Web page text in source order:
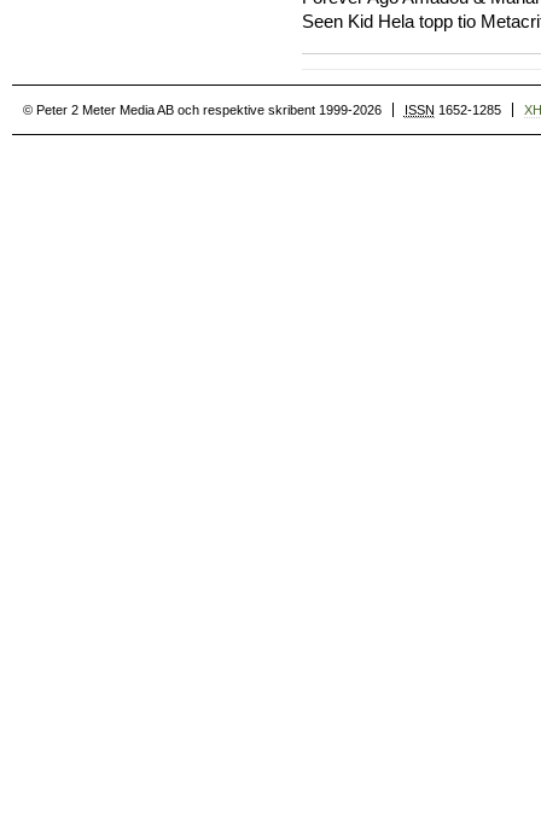
Seen Kid Hela topp tio
© Peter 2 Meter Media AB och respektive skribent 1999-2026 ISSN 1652-1285